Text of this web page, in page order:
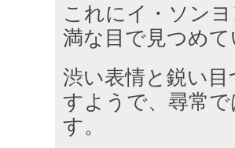
これにイ・ソン
満な目で見つめて
渋い表情と鋭い
すようで、尋常
す。